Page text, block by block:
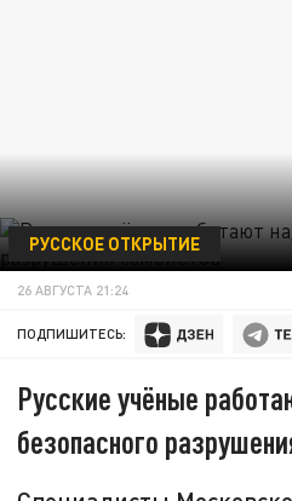
РУССКОЕ ОТКРЫТИЕ
26 АВГУСТА 21:24
ПОДПИШИТЕСЬ:
Русские учёные
безопасного